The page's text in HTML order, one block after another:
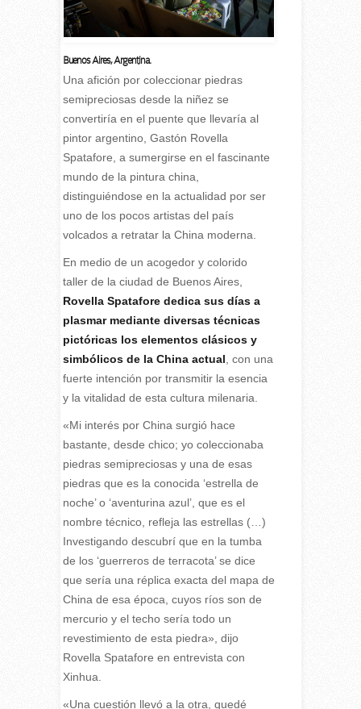
Buenos Aires, Argentina.
Una afición por coleccionar piedras
semipreciosas desde la niñez se
convertiría en el puente que llevaría al
pintor argentino, Gastón Rovella
Spatafore, a sumergirse en el fascinante
mundo de la pintura china,
distinguiéndose en la actualidad por ser
uno de los pocos artistas del país
volcados a retratar la China moderna.
En medio de un acogedor y colorido
taller de la ciudad de Buenos Aires,
Rovella Spatafore dedica sus días a
plasmar mediante diversas técnicas
pictóricas los elementos clásicos y
simbólicos de la China actual, con una
fuerte intención por transmitir la esencia
y la vitalidad de esta cultura milenaria.
«Mi interés por China surgió hace
bastante, desde chico; yo coleccionaba
piedras semipreciosas y una de esas
piedras que es la conocida ‘estrella de
noche’ o ‘aventurina azul’, que es el
nombre técnico, refleja las estrellas (…)
Investigando descubrí que en la tumba
de los ‘guerreros de terracota’ se dice
que sería una réplica exacta del mapa de
China de esa época, cuyos ríos son de
mercurio y el techo sería todo un
revestimiento de esta piedra», dijo
Rovella Spatafore en entrevista con
Xinhua.
«Una cuestión llevó a la otra, quedé